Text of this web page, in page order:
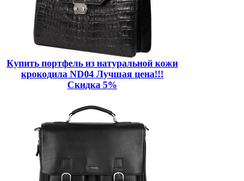
Купить портфель из натуральной кожи
крокодила ND04 Лучшая цена!!!
Скидка 5%